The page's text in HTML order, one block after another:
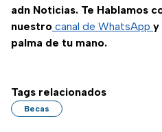
adn Noticias. Te Hablamos
nuestro canal de WhatsApp y
palma de tu mano.
Tags relacionados
Becas